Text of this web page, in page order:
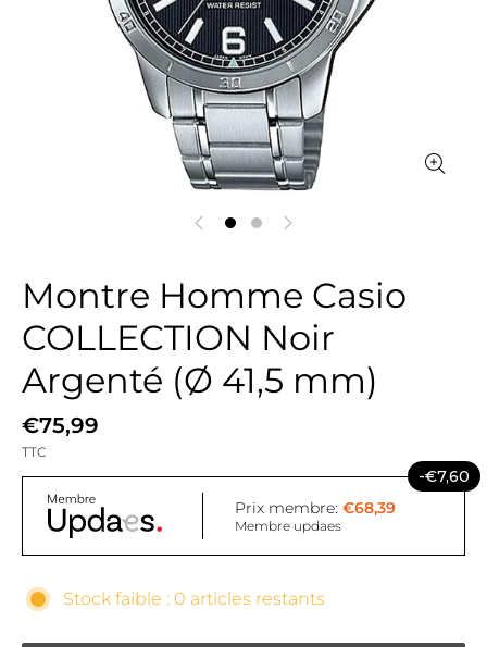
Montre Homme Casio
COLLECTION Noir
Argenté (Ø 41,5 mm)
€75,99
TTC
-€7,60
Prix membre: €68,39
Membre updaes
Stock faible : 0 articles restants